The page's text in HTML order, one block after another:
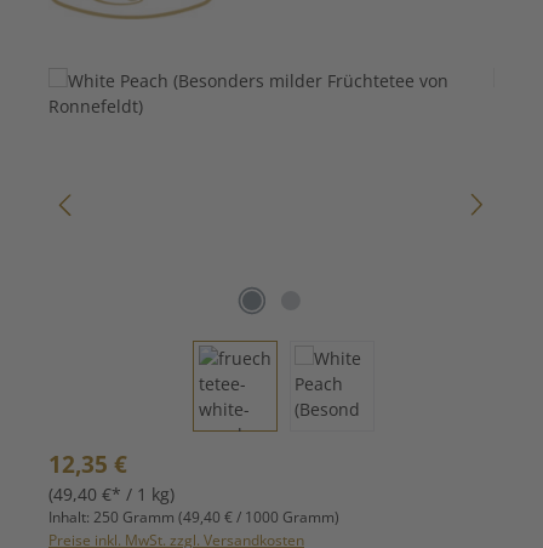
Bildergalerie überspringen
Regulärer Preis:
12,35 €
(49,40 €* / 1 kg)
Inhalt: 250 Gramm (49,40 € / 1000 Gramm)
Preise inkl. MwSt. zzgl. Versandkosten